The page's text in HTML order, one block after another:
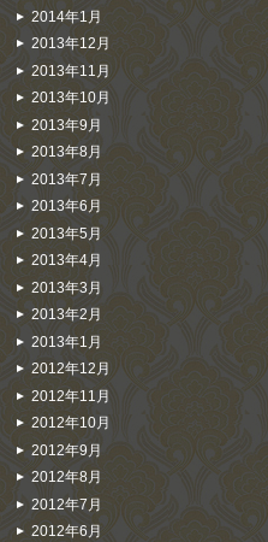
2014年1月
2013年12月
2013年11月
2013年10月
2013年9月
2013年8月
2013年7月
2013年6月
2013年5月
2013年4月
2013年3月
2013年2月
2013年1月
2012年12月
2012年11月
2012年10月
2012年9月
2012年8月
2012年7月
2012年6月